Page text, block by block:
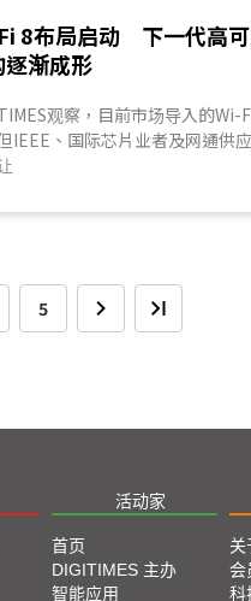
8布局启动 下一代高
逐渐成形
观察，目前市场导入的Wi-
IEEE、国际芯片业者及网通供
一代Wi-Fi 8技术架构。相较于
高密度环境下的稳定性、低延
。...
5
活动家
首页
DIGITIMES 主办
智能应用
关
会
科